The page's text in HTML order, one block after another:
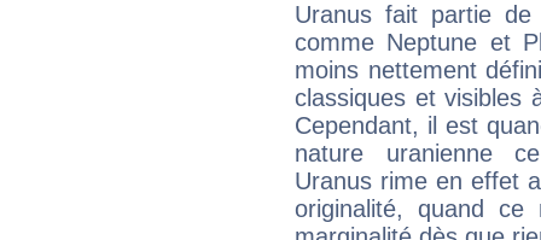
Uranus fait partie
comme Neptune et
moins nettement
classiques et visibles
Cependant, il est
nature uranienne
Uranus rime en effet
originalité, quand ce